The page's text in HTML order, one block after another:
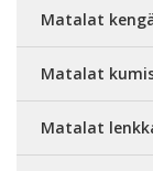
Matalat
Matalat
Matalat